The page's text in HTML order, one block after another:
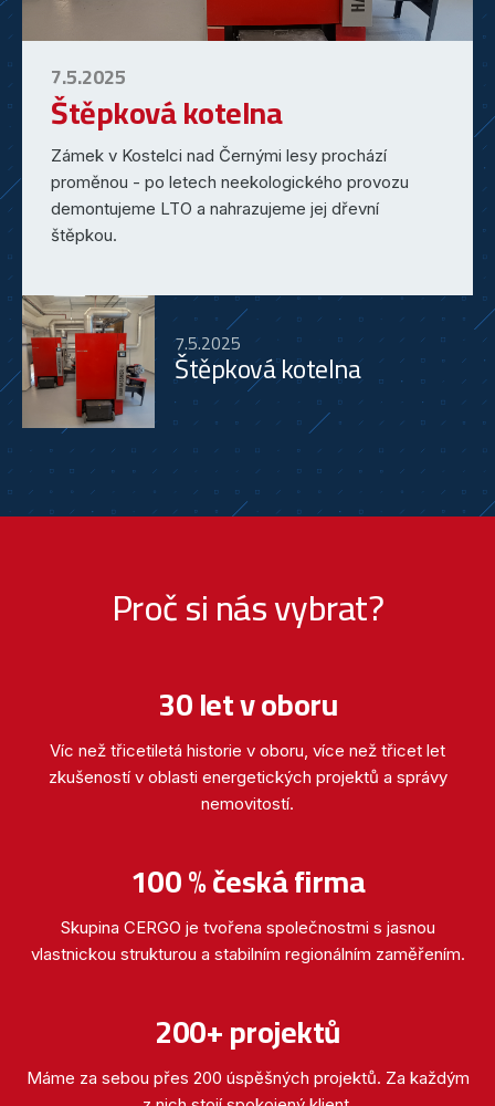
7.5.2025
Štěpková kotelna
Zámek v Kostelci nad Černými lesy prochází
proměnou - po letech neekologického provozu
demontujeme LTO a nahrazujeme jej dřevní
štěpkou.
7.5.2025
Štěpková kotelna
Proč si nás vybrat?
30 let v oboru
Víc než třicetiletá historie v oboru, více než třicet let
zkušeností v oblasti energetických projektů a správy
nemovitostí.
100 % česká firma
Skupina CERGO je tvořena společnostmi s jasnou
vlastnickou strukturou a stabilním regionálním zaměřením.
200+ projektů
Máme za sebou přes 200 úspěšných projektů. Za každým